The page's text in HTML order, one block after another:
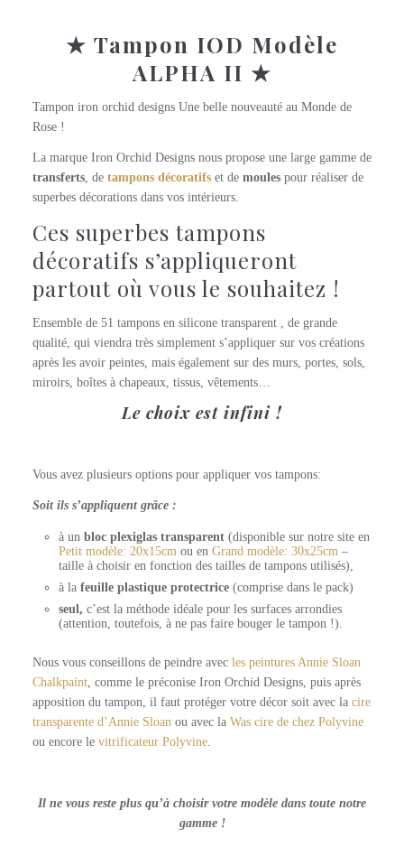
★ Tampon IOD Modèle
ALPHA II ★
Tampon iron orchid designs Une belle nouveauté au Monde de
Rose !
La marque Iron Orchid Designs nous propose une large gamme de
transferts, de tampons décoratifset de moulespour réaliser de
superbes décorations dans vos intérieurs.
Ces superbes tampons
décoratifs s’appliqueront
partout où vous le souhaitez !
Ensemble de 51 tampons en silicone transparent , de grande
qualité, qui viendra très simplement s’appliquer sur vos créations
après les avoir peintes, mais également sur des murs, portes, sols,
miroirs, boîtes à chapeaux, tissus, vêtements…
Le choix est infini !
Vous avez plusieurs options pour appliquer vos tampons:
Soit ils s’appliquent grâce :
à un bloc plexiglas transparent(disponible sur notre site en
Petit modèle: 20x15cmou en Grand modèle: 30x25cm–
taille à choisir en fonction des tailles de tampons utilisés),
à la feuille plastique protectrice(comprise dans le pack)
seul, c’est la méthode idéale pour les surfaces arrondies
(attention, toutefois, à ne pas faire bouger le tampon !).
Nous vous conseillons de peindre avec les peintures Annie Sloan
Chalkpaint, comme le préconise Iron Orchid Designs, puis après
apposition du tampon, il faut protéger votre décor soit avec la cire
transparente d’Annie Sloanou avec la Was cire de chez Polyvine
ou encore le vitrificateur Polyvine.
Il ne vous reste plus qu’à choisir votre modèle dans toute notre
gamme !